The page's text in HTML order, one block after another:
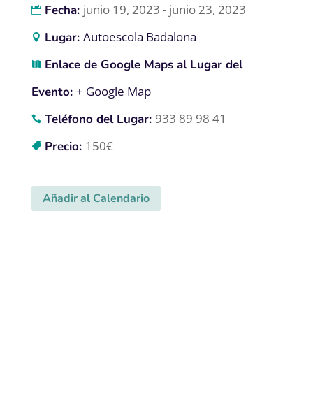
Fecha: junio 19, 2023 - junio 23, 2023
Lugar: Autoescola Badalona
Enlace de Google Maps al Lugar del
Evento: + Google Map
Teléfono del Lugar: 933 89 98 41
Precio: 150€
Añadir al Calendario